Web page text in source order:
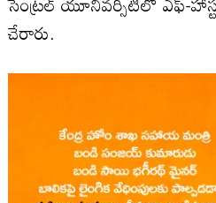
చేరారు.